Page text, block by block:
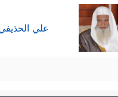
علي